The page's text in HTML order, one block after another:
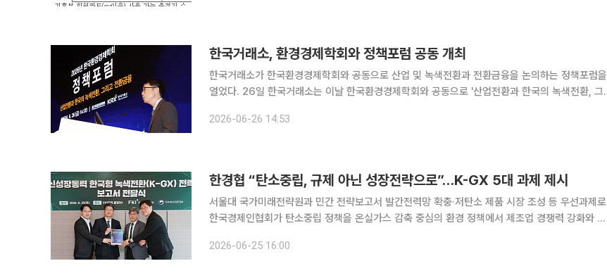
한국거래소, 환경경제학회와 정책포럼 공동 개최
한국거래소가 한국환경경제학회와 공동으로 산업 및 녹색전환과 전환금융을 논의하는 정책포럼을
열었다. 26일 한국거래소는 이날 한국환경경제학회와 공동으로 '산업전환과 한국의 녹색전환, 그리
2026-06-26 14:53
한경협 “탄소중립, 규제 아닌 성장전략으로”…K-GX 5대 과제 제시
서울대 국가미래전략원과 민간 전략보고서 발간전력망 확충·저탄소 제품 시장 조성 등 우선과제로
한국경제인협회가 탄소중립 정책을 온실가스 감축 중심의 환경 정책에서 제조업 경쟁력 강화와 미
가미래전략원과 공동으로 마련한 ‘탄소중립을 성장전략으로: 신성장동력 한국형
2026-06-25 16:00